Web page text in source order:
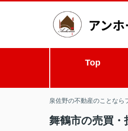
Top
泉佐野の不動産のことなら
舞鶴市の売買・